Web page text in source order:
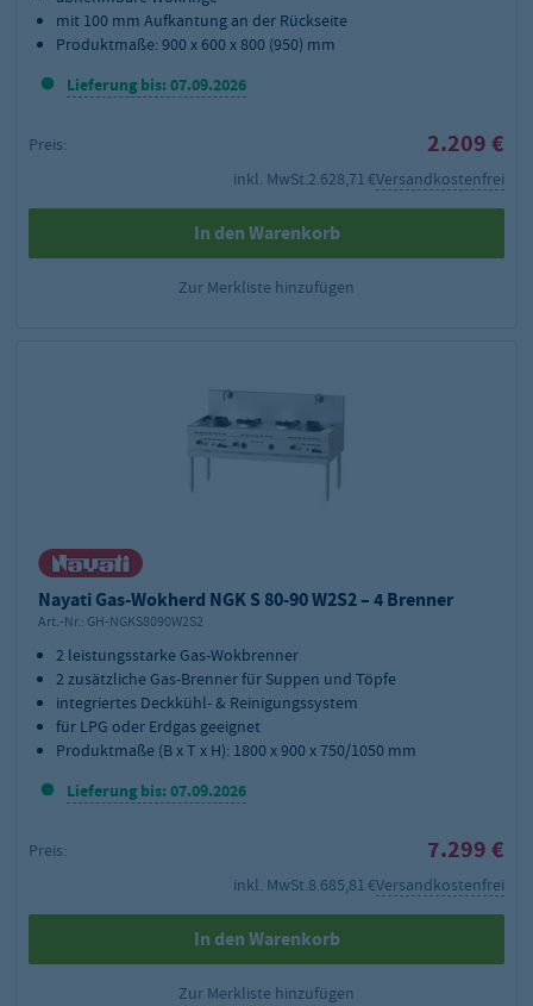
mit 100 mm Aufkantung an der Rückseite
Produktmaße: 900 x 600 x 800 (950) mm
Lieferung bis: 07.09.2026
Preis: 2.209 €
inkl. MwSt.2.628,71 €Versandkostenfrei
In den Warenkorb
Zur Merkliste hinzufügen
Nayati Gas-Wokherd NGK S 80-90 W2S2 – 4 Brenner
Art.-Nr.: GH-NGKS8090W2S2
2 leistungsstarke Gas-Wokbrenner
2 zusätzliche Gas-Brenner für Suppen und Töpfe
integriertes Deckkühl- & Reinigungssystem
für LPG oder Erdgas geeignet
Produktmaße (B x T x H): 1800 x 900 x 750/1050 mm
Lieferung bis: 07.09.2026
Preis: 7.299 €
inkl. MwSt.8.685,81 €Versandkostenfrei
In den Warenkorb
Zur Merkliste hinzufügen